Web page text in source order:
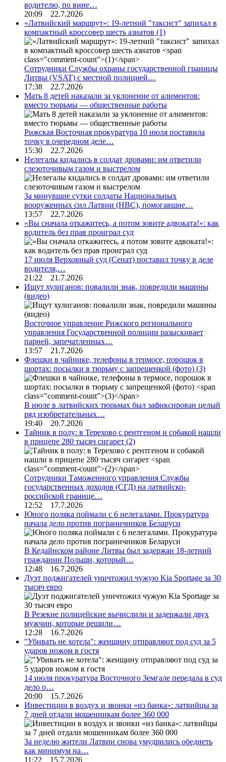
водителю, по вине…
20:09 22.7.2026
«Латвийский маршрут»: 19-летний "таксист" запихал в
компактный кроссовер шесть азиатов (1)
Сотрудники Службы охраны государственной границы
Литвы (VSAT) с местной полицией…
17:38 22.7.2026
Мать 8 детей наказали за уклонение от алиментов:
вместо тюрьмы — общественные работы
Рижская Восточная прокуратура 10 июля поставила
точку в очередном деле…
15:30 22.7.2026
Нелегалы кидались в солдат дровами: им ответили
слезоточивым газом и выстрелом
За минувшие сутки солдаты Национальных
вооруженных сил Латвии (НВС), помогавшие…
13:57 22.7.2026
«Вы сначала откажитесь, а потом зовите адвоката!»: как
водитель без прав проиграл суд
17 июля Верховный суд (Сенат) поставил точку в деле
водителя,…
21:22 21.7.2026
Ищут хулиганов: повалили знак, повредили машины
(видео)
Восточное управление Рижского регионального
управления Государственной полиции разыскивает
парней, запечатленных…
13:57 21.7.2026
Флешки в чайнике, телефоны в термосе, порошок в
шортах: посылки в тюрьму с запрещенкой (фото) (3)
В июле в латвийских тюрьмах был зафиксирован целый
ряд изобретательных…
19:40 20.7.2026
Тайник в полу: в Терехово с рентгеном и собакой нашли
в прицепе 280 тысяч сигарет (2)
Сотрудники Таможенного управления Службы
государственных доходов (СГД) на латвийско-
российской границе…
12:52 17.7.2026
Юного поляка поймали с 6 нелегалами. Прокуратура
начала дело против пограничников Беларуси
В Кедайнском районе Литвы был задержан 18-летний
гражданин Польши, который…
12:48 16.7.2026
Дуэт поджигателей уничтожил чужую Kia Sportage за 30
тысяч евро
В Резекне полицейские вычислили и задержали двух
мужчин, которые решили…
12:28 16.7.2026
"Убивать не хотела": женщину отправляют под суд за 5
ударов ножом в гостя
14 июля прокуратура Восточного Земгале передала в суд
дело о…
20:00 15.7.2026
Инвестиции в воздух и звонки «из банка»: латвийцы за
7 дней отдали мошенникам более 360 000
За неделю жители Латвии снова умудрились обеднеть
как минимум на…
11:22 15.7.2026